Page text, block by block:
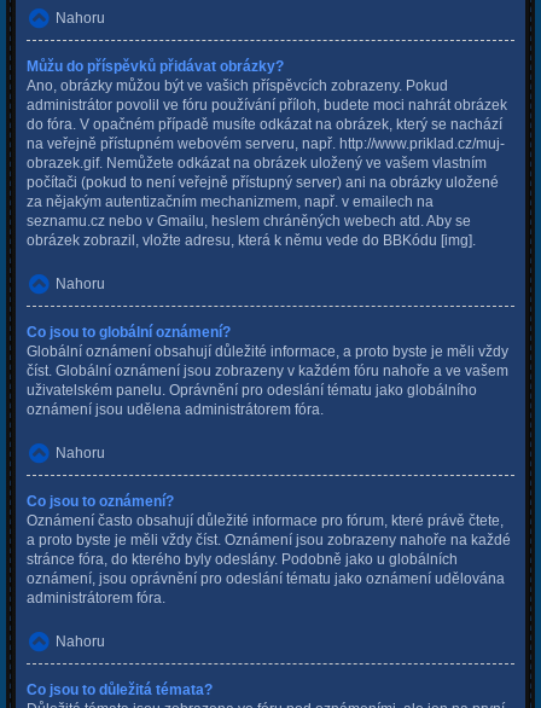
Nahoru
Můžu do příspěvků přidávat obrázky?
Ano, obrázky můžou být ve vašich příspěvcích zobrazeny. Pokud
administrátor povolil ve fóru používání příloh, budete moci nahrát obrázek
do fóra. V opačném případě musíte odkázat na obrázek, který se nachází
na veřejně přístupném webovém serveru, např. http://www.priklad.cz/muj-
obrazek.gif. Nemůžete odkázat na obrázek uložený ve vašem vlastním
počítači (pokud to není veřejně přístupný server) ani na obrázky uložené
za nějakým autentizačním mechanizmem, např. v emailech na
seznamu.cz nebo v Gmailu, heslem chráněných webech atd. Aby se
obrázek zobrazil, vložte adresu, která k němu vede do BBKódu [img].
Nahoru
Co jsou to globální oznámení?
Globální oznámení obsahují důležité informace, a proto byste je měli vždy
číst. Globální oznámení jsou zobrazeny v každém fóru nahoře a ve vašem
uživatelském panelu. Oprávnění pro odeslání tématu jako globálního
oznámení jsou udělena administrátorem fóra.
Nahoru
Co jsou to oznámení?
Oznámení často obsahují důležité informace pro fórum, které právě čtete,
a proto byste je měli vždy číst. Oznámení jsou zobrazeny nahoře na každé
stránce fóra, do kterého byly odeslány. Podobně jako u globálních
oznámení, jsou oprávnění pro odeslání tématu jako oznámení udělována
administrátorem fóra.
Nahoru
Co jsou to důležitá témata?